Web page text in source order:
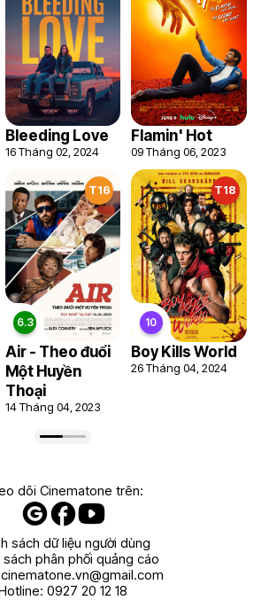
Bleeding Love
16 Tháng 02, 2024
Flamin' Hot
09 Tháng 06, 2023
T16
Air - Theo đuổi
Một Huyền
Thoại
14 Tháng 04, 2023
T18
Boy Kills World
26 Tháng 04, 2024
dõi Cinematone trên:
sách dữ liệu người dùng
sách phân phối quảng cáo
cinematone.vn@gmail.com
0927 20 12 18